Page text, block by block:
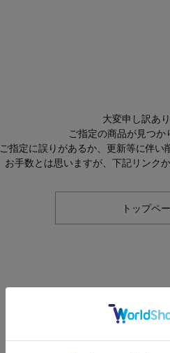
大変申し訳あり
ご指定の商品が見つか
指定に誤りがあるか、更新等に伴い
お手数とは思いますが、下記リンク
トップペ